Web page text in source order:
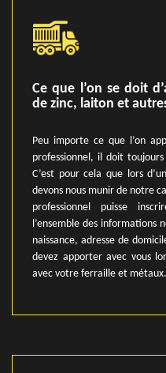
Ce que l’on se doit
de zinc, laiton et
Peu importe ce que l’on
professionnel, il doit
C’est pour cela que lors
devons nous munir de notre
professionnel puisse
l’ensemble des informations
naissance, adresse de
devez apporter avec vous
avec votre ferraille et métaux.